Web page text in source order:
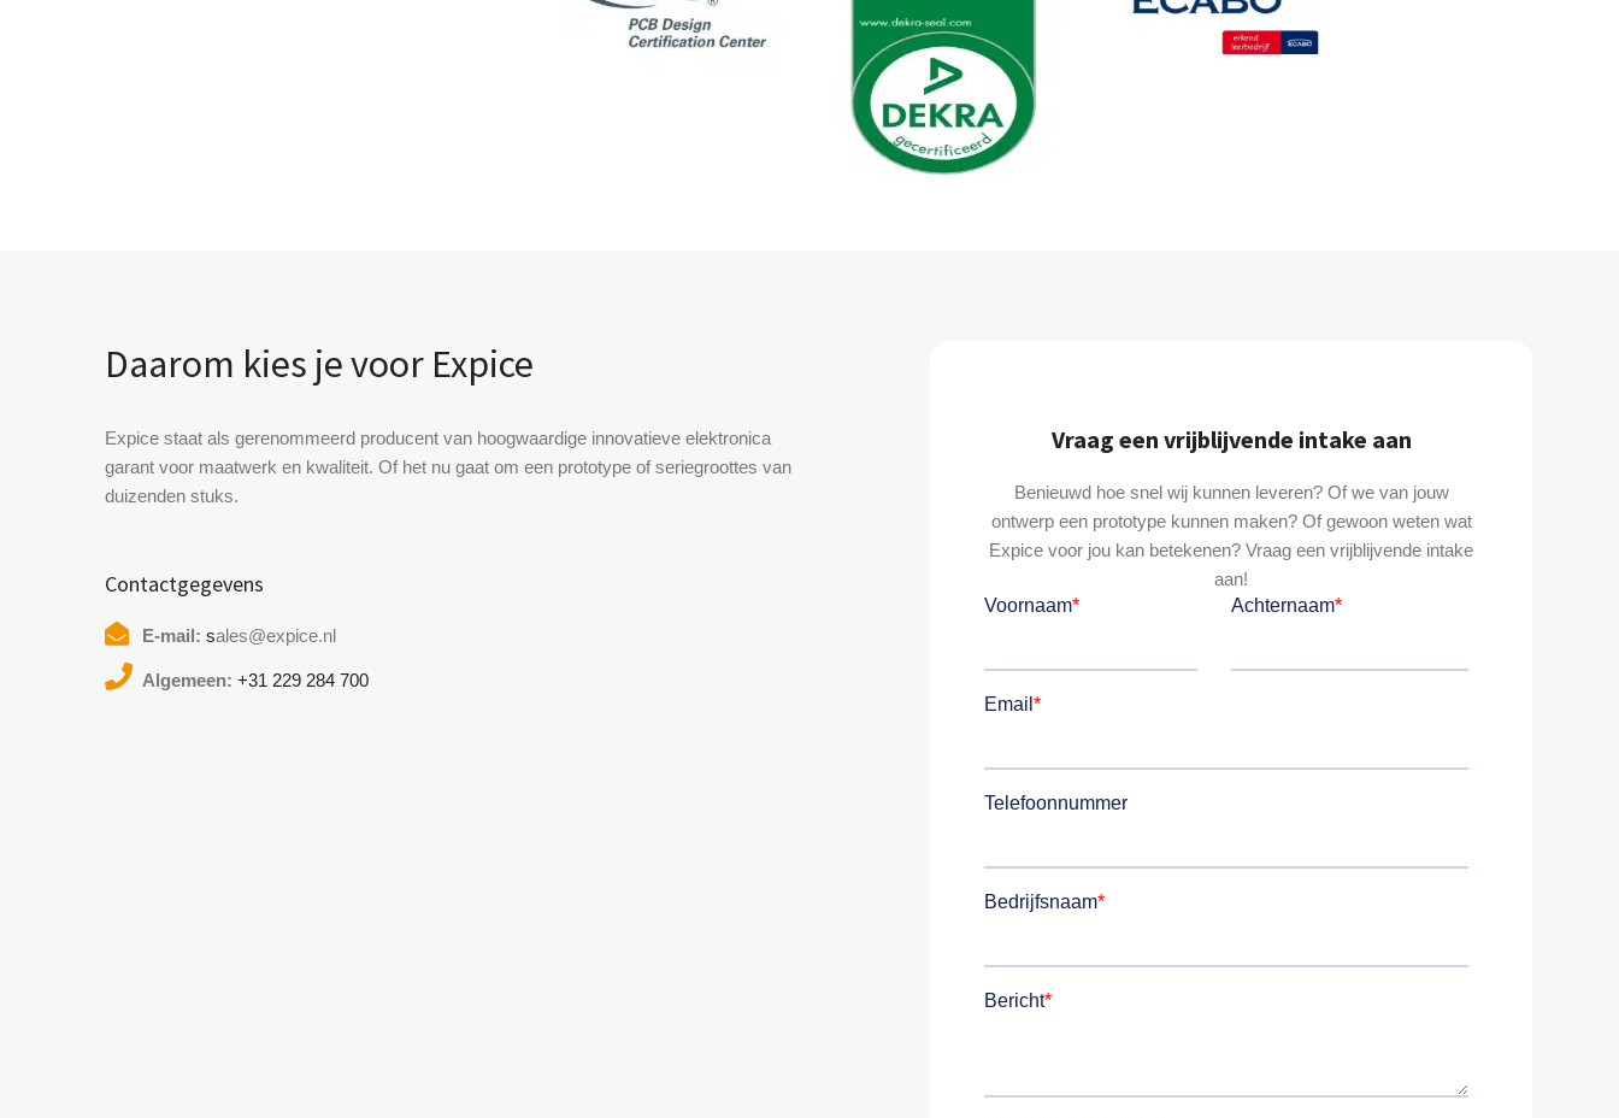
Daarom kies je voor Expice
Expice staat als gerenommeerd producent van hoogwaardige innovatieve elektronica
garant voor maatwerk en kwaliteit. Of het nu gaat om een prototype of seriegroottes van
duizenden stuks.
Contactgegevens
E-mail: sales@expice.nl
Algemeen: +31 229 284 700
Vraag een vrijblijvende intake aan
Benieuwd hoe snel wij kunnen leveren? Of we van jouw
ontwerp een prototype kunnen maken? Of gewoon weten wat
Expice voor jou kan betekenen? Vraag een vrijblijvende intake
aan!